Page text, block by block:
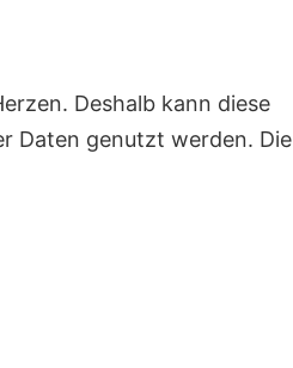
Deshalb kann diese
Daten genutzt werden. Die